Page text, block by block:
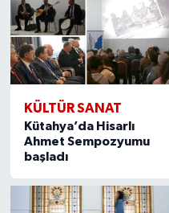
KÜLTÜR SANAT
Kütahya’da Hisarlı
Ahmet Sempozyumu
başladı